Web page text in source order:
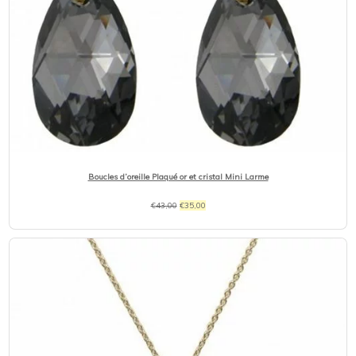
Boucles d’oreille Plaqué or et cristal Mini Larme
€43,00 Le
prix
€35,00Le
prix
€35,00.